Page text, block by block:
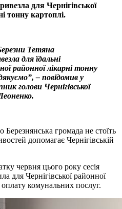
для Чернігівської
тонну картоплі.
Тетяна
для їдальні
районної лікарні тонну
– повідомив у
голови Чернігівської
громада не стоїть
допомагає Чернігівській
червня цього року сесія
для Чернігівської районної
комунальних послуг.